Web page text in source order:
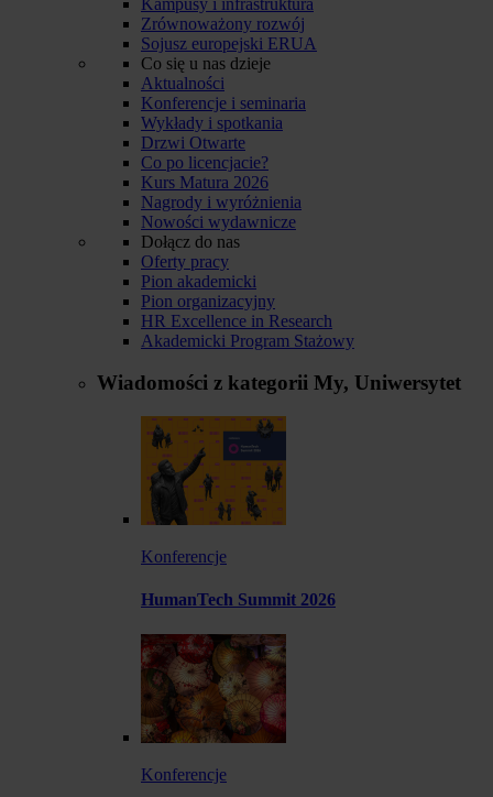
Zrównoważony rozwój
Sojusz europejski ERUA
Co się u nas dzieje
Aktualności
Konferencje i seminaria
Wykłady i spotkania
Drzwi Otwarte
Co po licencjacie?
Kurs Matura 2026
Nagrody i wyróżnienia
Nowości wydawnicze
Dołącz do nas
Oferty pracy
Pion akademicki
Pion organizacyjny
HR Excellence in Research
Akademicki Program Stażowy
Wiadomości z kategorii My, Uniwersytet
Konferencje
HumanTech Summit 2026
Konferencje